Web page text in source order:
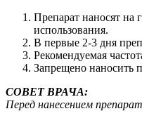
Препарат наносят на
использования.
В первые 2-3 дня
Рекомендуемая
Запрещено наносить
СОВЕТ ВРАЧА:
Перед нанесением